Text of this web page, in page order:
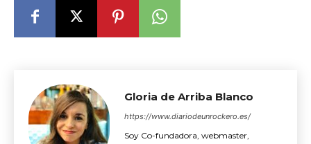
Gloria de Arriba Blanco
https://www.diariodeunrockero.es/
Soy Co-fundadora, webmaster,